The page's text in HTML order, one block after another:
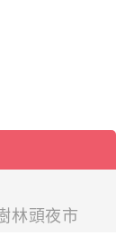
林頭夜市